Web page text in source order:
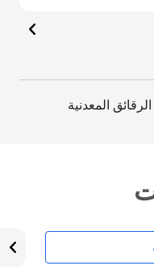
المعدنية